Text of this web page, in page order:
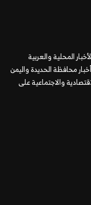
المحلية والعربية
محافظة الحديدة واليمن
والاجتماعية على